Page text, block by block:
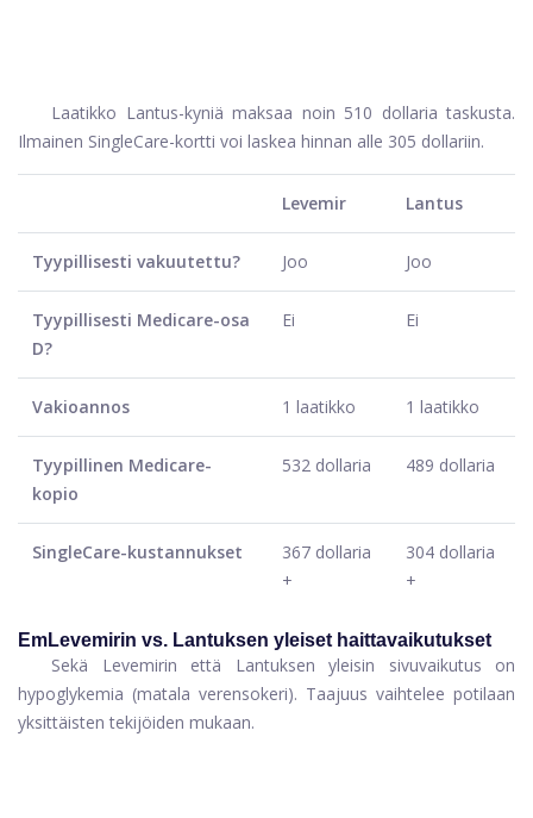
Laatikko Lantus-kyniä maksaa noin 510 dollaria taskusta.
Ilmainen SingleCare-kortti voi laskea hinnan alle 305 dollariin.
Levemir Lantus
Tyypillisesti vakuutettu? Joo Joo
Tyypillisesti Medicare-osa
D?
Ei Ei
Vakioannos 1 laatikko 1 laatikko
Tyypillinen Medicare-
kopio
532 dollaria 489 dollaria
SingleCare-kustannukset
367 dollaria
+
304 dollaria
+
EmLevemirin vs. Lantuksen yleiset haittavaikutukset
Sekä Levemirin että Lantuksen yleisin sivuvaikutus on
hypoglykemia (matala verensokeri). Taajuus vaihtelee potilaan
yksittäisten tekijöiden mukaan.